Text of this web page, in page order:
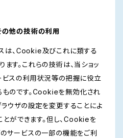
の他の技術の利用
スは、Cookie及びこれに類する
す。これらの技術は、当ショッ
ビスの利用状況等の把握に役立
ものです。Cookieを無効化され
ウザの設定を変更することによ
ができます。但し、Cookieを
のサービスの一部の機能をご利